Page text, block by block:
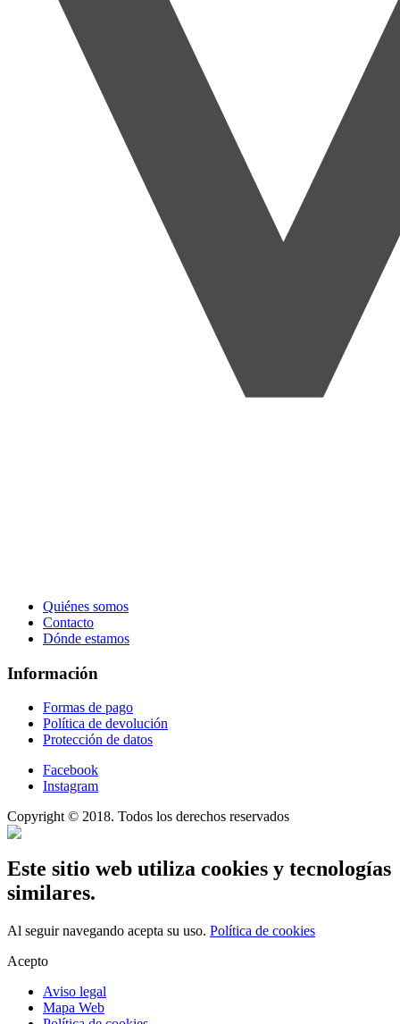
Quiénes somos
Contacto
Dónde estamos
Información
Formas de pago
Política de devolución
Protección de datos
Facebook
Instagram
Copyright © 2018. Todos los derechos reservados
Este sitio web utiliza cookies y tecnologías
similares.
Al seguir navegando acepta su uso. Política de cookies
Acepto
Aviso legal
Mapa Web